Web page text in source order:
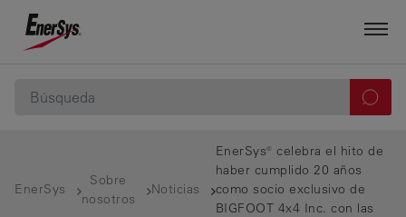
EnerSys
Sobre
nosotros
Noticias
EnerSys® celebra el hito de
haber cumplido 20 años
como socio exclusivo de
BIGFOOT 4x4 Inc. con las